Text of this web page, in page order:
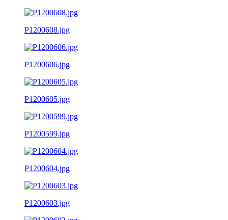
P1200608.jpg
P1200606.jpg
P1200605.jpg
P1200599.jpg
P1200604.jpg
P1200603.jpg